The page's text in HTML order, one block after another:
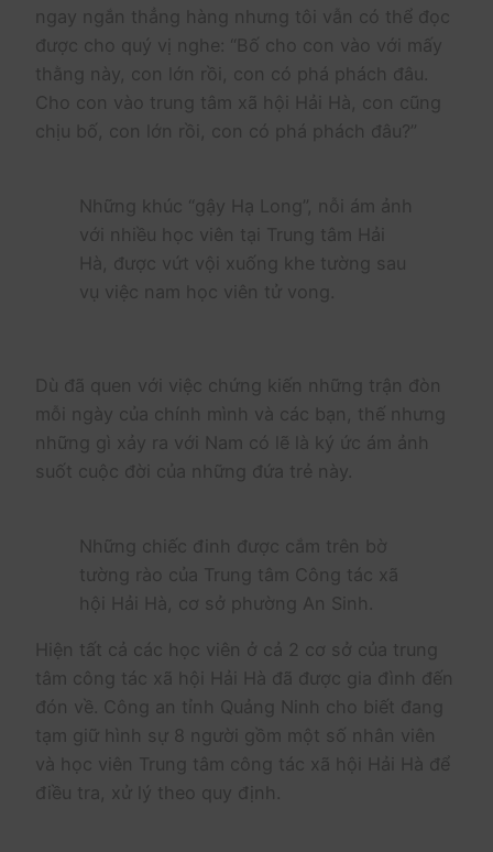
ngay ngắn thẳng hàng nhưng tôi vẫn có thể đọc
được cho quý vị nghe: “Bố cho con vào với mấy
thằng này, con lớn rồi, con có phá phách đâu.
Cho con vào trung tâm xã hội Hải Hà, con cũng
chịu bố, con lớn rồi, con có phá phách đâu?”
Những khúc “gậy Hạ Long”, nỗi ám ảnh
với nhiều học viên tại Trung tâm Hải
Hà, được vứt vội xuống khe tường sau
vụ việc nam học viên tử vong.
Dù đã quen với việc chứng kiến những trận đòn
mỗi ngày của chính mình và các bạn, thế nhưng
những gì xảy ra với Nam có lẽ là ký ức ám ảnh
suốt cuộc đời của những đứa trẻ này.
Những chiếc đinh được cắm trên bờ
tường rào của Trung tâm Công tác xã
hội Hải Hà, cơ sở phường An Sinh.
Hiện tất cả các học viên ở cả 2 cơ sở của trung
tâm công tác xã hội Hải Hà đã được gia đình đến
đón về. Công an tỉnh Quảng Ninh cho biết đang
tạm giữ hình sự 8 người gồm một số nhân viên
và học viên Trung tâm công tác xã hội Hải Hà để
điều tra, xử lý theo quy định.